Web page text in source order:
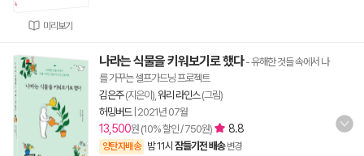
미리보기
나라는 식물을 키워보기로 했다- 유해한 것들 속에서 나
를 가꾸는 셀프가드닝 프로젝트
김은주(지은이), 워리 라인스(그림)
허밍버드| 2021년 07월
13,500원 (10% 할인 / 750원) 8.8
양탄자배송 밤 11시 잠들기전 배송 변경